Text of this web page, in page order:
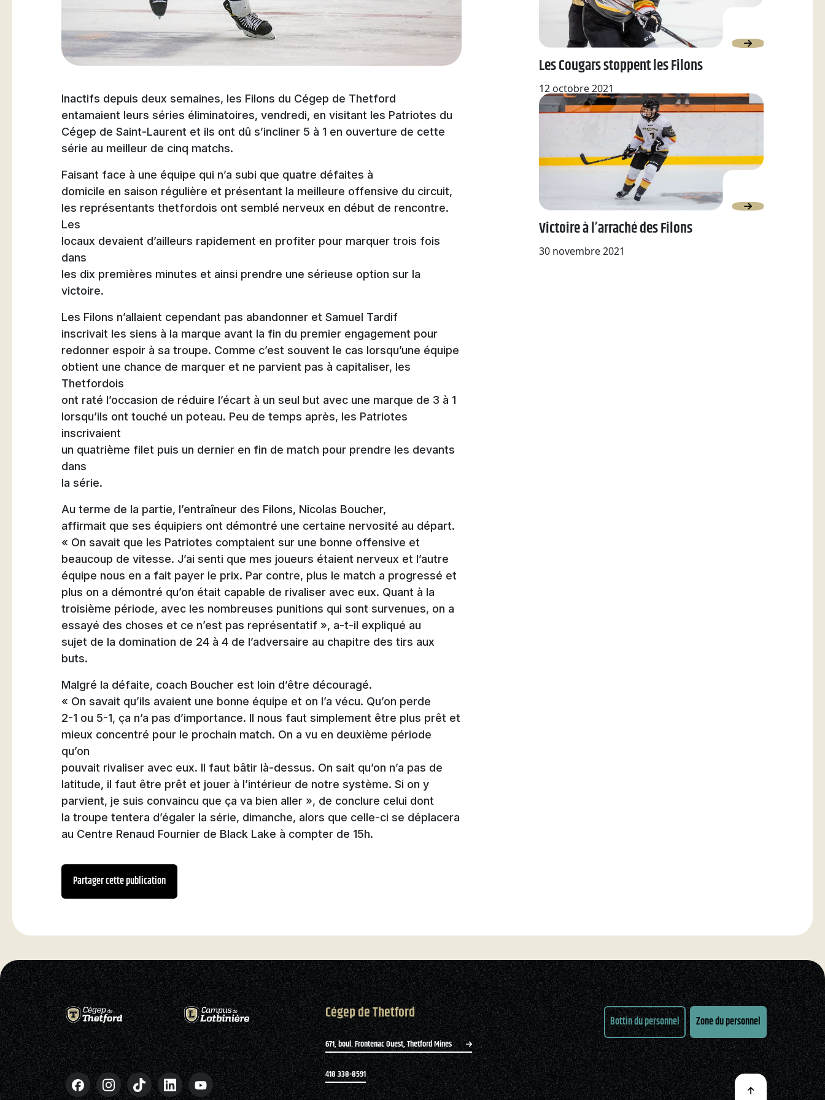
Natation
Badminton
Flag Football
Inactifs depuis deux semaines, les Filons du Cégep de Thetford
entamaient leurs séries éliminatoires, vendredi, en visitant les Patriotes du
Cégep de Saint-Laurent et ils ont dû s’incliner 5 à 1 en ouverture de cette
série au meilleur de cinq matchs.
Faisant face à une équipe qui n’a subi que quatre défaites à
domicile en saison régulière et présentant la meilleure offensive du circuit,
les représentants thetfordois ont semblé nerveux en début de rencontre.
Les
locaux devaient d’ailleurs rapidement en profiter pour marquer trois fois
dans
les dix premières minutes et ainsi prendre une sérieuse option sur la
victoire.
Les Filons n’allaient cependant pas abandonner et Samuel Tardif
inscrivait les siens à la marque avant la fin du premier engagement pour
redonner espoir à sa troupe. Comme c’est souvent le cas lorsqu’une équipe
obtient une chance de marquer et ne parvient pas à capitaliser, les
Thetfordois
ont raté l’occasion de réduire l’écart à un seul but avec une marque de 3 à 1
lorsqu’ils ont touché un poteau. Peu de temps après, les Patriotes
inscrivaient
un quatrième filet puis un dernier en fin de match pour prendre les devants
dans
la série.
Au terme de la partie, l’entraîneur des Filons, Nicolas Boucher,
affirmait que ses équipiers ont démontré une certaine nervosité au départ.
« On savait que les Patriotes comptaient sur une bonne offensive et
beaucoup de vitesse. J’ai senti que mes joueurs étaient nerveux et l’autre
équipe nous en a fait payer le prix. Par contre, plus le match a progressé et
plus on a démontré qu’on était capable de rivaliser avec eux. Quant à la
troisième période, avec les nombreuses punitions qui sont survenues, on a
essayé des choses et ce n’est pas représentatif », a-t-il expliqué au
sujet de la domination de 24 à 4 de l’adversaire au chapitre des tirs aux
buts.
Malgré la défaite, coach Boucher est loin d’être découragé.
« On savait qu’ils avaient une bonne équipe et on l’a vécu. Qu’on perde
2-1 ou 5-1, ça n’a pas d’importance. Il nous faut simplement être plus prêt et
mieux concentré pour le prochain match. On a vu en deuxième période
qu’on
pouvait rivaliser avec eux. Il faut bâtir là-dessus. On sait qu’on n’a pas de
latitude, il faut être prêt et jouer à l’intérieur de notre système. Si on y
parvient, je suis convaincu que ça va bien aller », de conclure celui dont
la troupe tentera d’égaler la série, dimanche, alors que celle-ci se déplacera
au Centre Renaud Fournier de Black Lake à compter de 15h.
Partager cette publication
Les Cougars stoppent les Filons
12 octobre 2021
Victoire à l’arraché des Filons
30 novembre 2021
Cégep de Thetford
671, boul. Frontenac Ouest, Thetford Mines
418 338-8591
Bottin du personnel Zone du personnel